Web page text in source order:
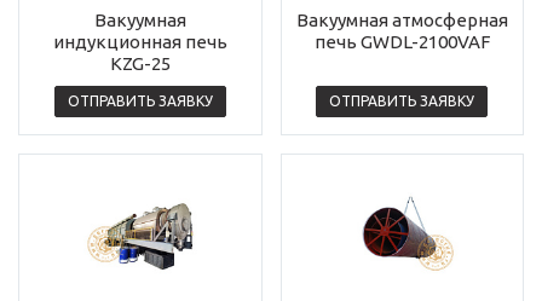
Вакуумная
индукционная печь
KZG-25
ОТПРАВИТЬ ЗАЯВКУ
Вакуумная атмосферная
печь GWDL-2100VAF
ОТПРАВИТЬ ЗАЯВКУ